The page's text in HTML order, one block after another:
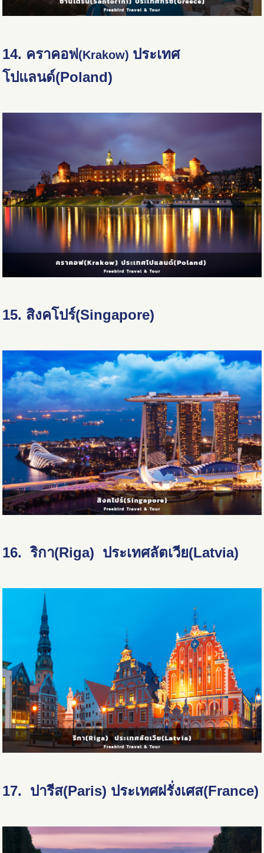
14. คราคอฟ(Krakow) ประเทศ
โปแลนด์(Poland)
15. สิงคโปร์(Singapore)
16. ริกา(Riga) ประเทศลัตเวีย(Latvia)
17. ปารีส(Paris) ประเทศฝรั่งเศส(France)